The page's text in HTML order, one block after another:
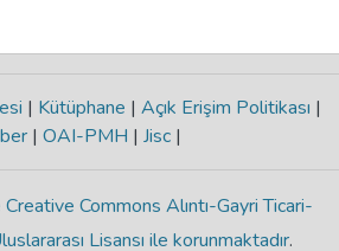
| Kütüphane | Açık Erişim Politikası |
| OAI-PMH | Jisc |
Commons Alıntı-Gayri Ticari-
Lisansı ile korunmaktadır.